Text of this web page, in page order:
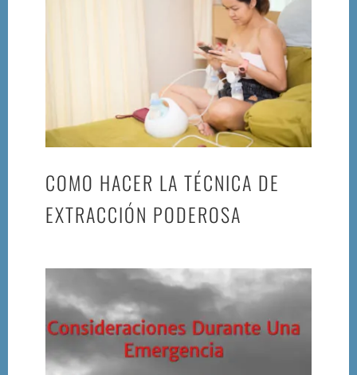
COMPLEMENTAR
NACIDOS
AMAMANTADOS
COMO HACER LA TÉCNICA DE
EXTRACCIÓN PODEROSA